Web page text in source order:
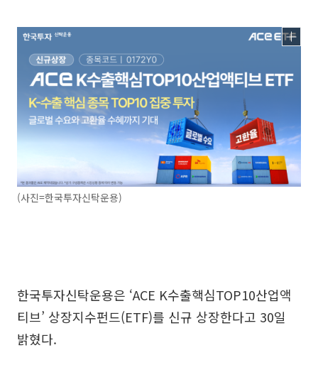
(사진=한국투자신탁운용)
한국투자신탁운용은 ‘ACE K수출핵심TOP10산업액
티브’ 상장지수펀드(ETF)를 신규 상장한다고 30일
밝혔다.